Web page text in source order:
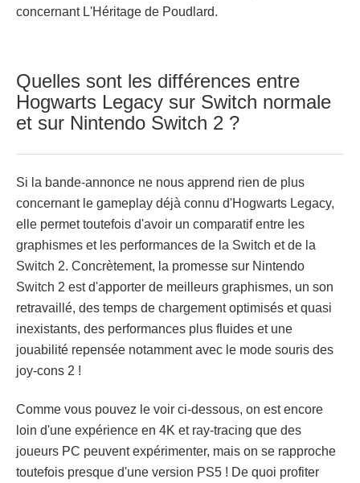
concernant L'Héritage de Poudlard.
Quelles sont les différences entre
Hogwarts Legacy sur Switch normale
et sur Nintendo Switch 2 ?
Si la bande-annonce ne nous apprend rien de plus
concernant le gameplay déjà connu d'Hogwarts Legacy,
elle permet toutefois d'avoir un comparatif entre les
graphismes et les performances de la Switch et de la
Switch 2. Concrètement, la promesse sur Nintendo
Switch 2 est d'apporter de meilleurs graphismes, un son
retravaillé, des temps de chargement optimisés et quasi
inexistants, des performances plus fluides et une
jouabilité repensée notamment avec le mode souris des
joy-cons 2 !
Comme vous pouvez le voir ci-dessous, on est encore
loin d'une expérience en 4K et ray-tracing que des
joueurs PC peuvent expérimenter, mais on se rapproche
toutefois presque d'une version PS5 ! De quoi profiter